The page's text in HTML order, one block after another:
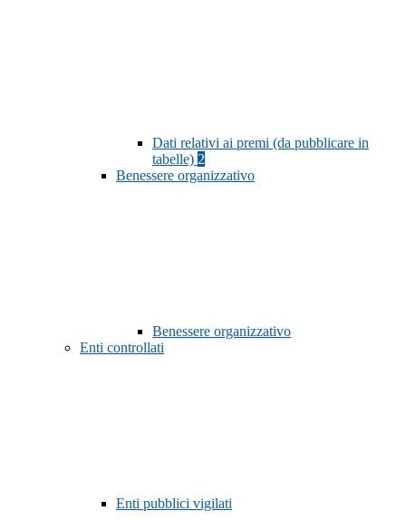
Dati relativi ai premi (da pubblicare in
tabelle) 2
Benessere organizzativo
Benessere organizzativo
Enti controllati
Enti pubblici vigilati